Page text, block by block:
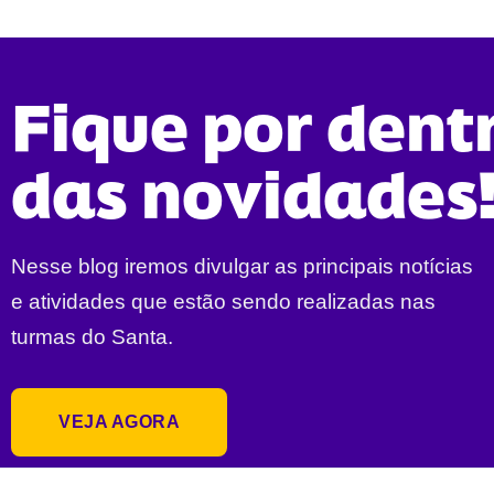
Fique por
das
Nesse blog iremos divulgar as principais notícias
e atividades que estão sendo realizadas nas
turmas do Santa.
VEJA AGORA